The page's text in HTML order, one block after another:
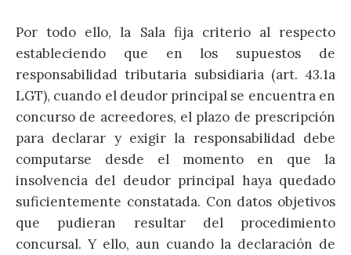
Por todo ello, la Sala fija criterio al respecto
estableciendo que en los supuestos de
responsabilidad tributaria subsidiaria (art. 43.1a
LGT), cuando el deudor principal se encuentra en
concurso de acreedores, el plazo de prescripción
para declarar y exigir la responsabilidad debe
computarse desde el momento en que la
insolvencia del deudor principal haya quedado
suficientemente constatada. Con datos objetivos
que pudieran resultar del procedimiento
concursal. Y ello, aun cuando la declaración de